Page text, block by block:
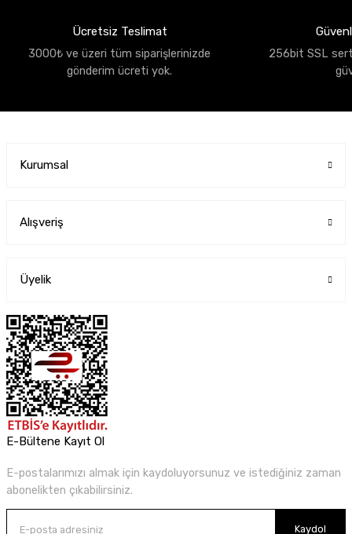
Ücretsiz Teslimat
3000₺ ve üzeri tüm siparişlerinizde
gönderim ücreti yok.
256bit SSL
Kurumsal
Alışveriş
Üyelik
E-Bültene Kayıt Ol
E-postalarımızı almak için kaydoluyorsunuz ve istediğiniz zaman
abonelikten çıkabilirsiniz.
Kaydol